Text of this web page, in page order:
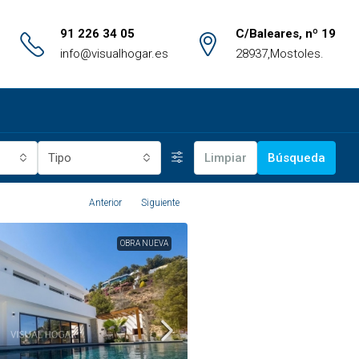
91 226 34 05
info@visualhogar.es
C/Baleares, nº 19
28937,Mostoles.
Tipo Limpiar Búsqueda
Anterior Siguiente
OBRA NUEVA